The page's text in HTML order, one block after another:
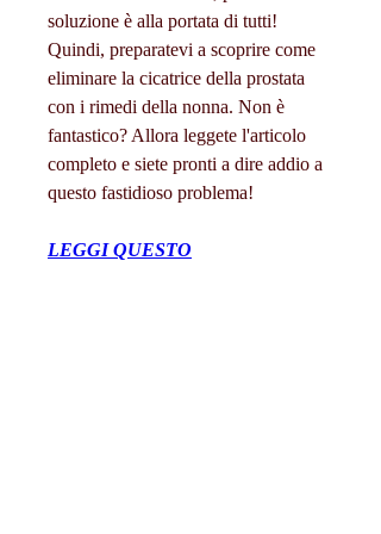
soluzione è alla portata di tutti!
Quindi, preparatevi a scoprire come
eliminare la cicatrice della prostata
con i rimedi della nonna. Non è
fantastico? Allora leggete l'articolo
completo e siete pronti a dire addio a
questo fastidioso problema!
LEGGI QUESTO